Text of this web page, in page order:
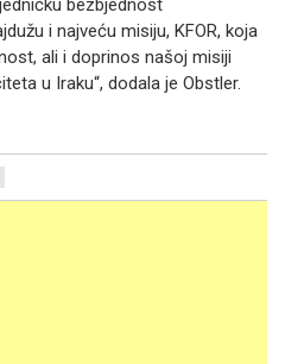
bezbjednost
i najveću misiju, KFOR, koja
ali i doprinos našoj misiji
u Iraku“, dodala je Obstler.